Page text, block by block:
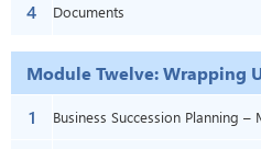
4 Documents
Module Twelve: Wrapping
1
Business Succession Planning –